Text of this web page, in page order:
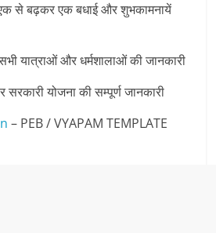
से बढ़कर एक बधाई और शुभकामनायें
यात्राओं और धर्मशालाओं की जानकारी
सरकारी योजना की सम्पूर्ण जानकारी
– PEB / VYAPAM TEMPLATE